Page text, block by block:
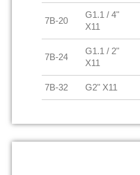
7B-20
G1.1 / 4"
X11
7B-24
G1.1 / 2"
X11
7B-32 G2" X11